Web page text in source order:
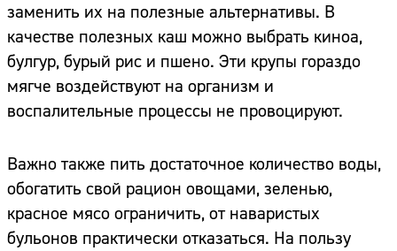
заменить их на полезные альтернативы. В
качестве полезных каш можно выбрать киноа,
булгур, бурый рис и пшено. Эти крупы гораздо
мягче воздействуют на организм и
воспалительные процессы не провоцируют.
Важно также пить достаточное количество воды,
обогатить свой рацион овощами, зеленью,
красное мясо ограничить, от наваристых
бульонов практически отказаться. На пользу